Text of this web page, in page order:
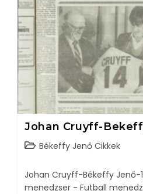
Johan Cruyff-
Békeffy Jenő Cikkek
Johan Cruyff-Békeffy Jenő-
menedzser - Futball